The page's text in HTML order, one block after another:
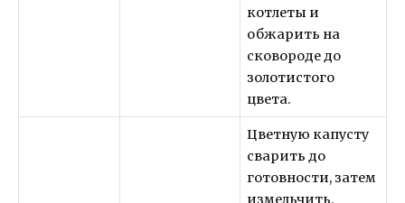
котлеты и
обжарить на
сковороде до
золотистого
цвета.
Цветную капусту
сварить до
готовности, затем
измельчить.